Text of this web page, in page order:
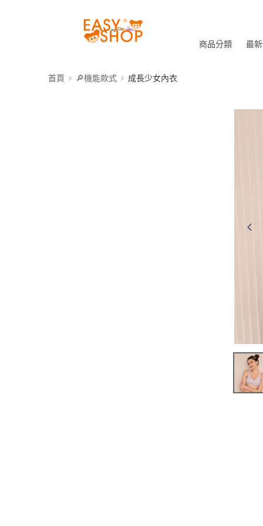
商品分類 最
首頁 🔎機能款式 成長少女內衣